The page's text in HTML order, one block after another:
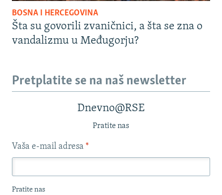
BOSNA I HERCEGOVINA
Šta su govorili zvaničnici, a šta se zna o
vandalizmu u Međugorju?
Pretplatite se na naš newsletter
Dnevno@RSE
Pratite nas
Vaša e-mail adresa *
Pratite nas